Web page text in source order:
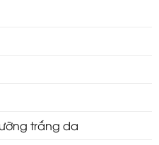
trắng da